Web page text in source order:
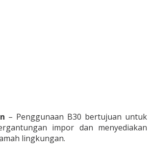
– Penggunaan B30 bertujuan untuk
impor dan menyediakan
lingkungan.